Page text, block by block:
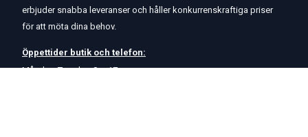
erbjuder snabba leveranser och håller konkurrenskraftiga priser
för att möta dina behov.
Öppettider butik och telefon:
Måndag-Torsdag 8 – 17